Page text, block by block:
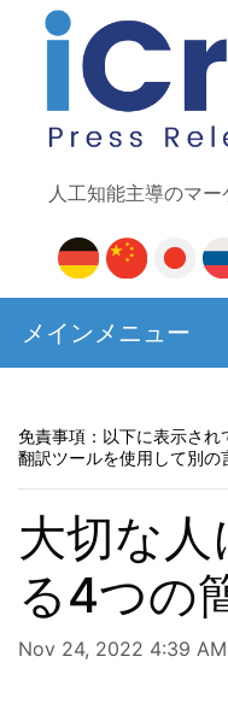
人工知能主導のマ
メインメニュー
免責事項：以下に表示さ
翻訳ツールを使用して別の
大切な人
る4つの
Nov 24, 2022 4:39